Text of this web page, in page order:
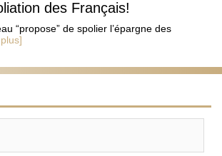
des Français!
“propose” de spolier l’épargne des